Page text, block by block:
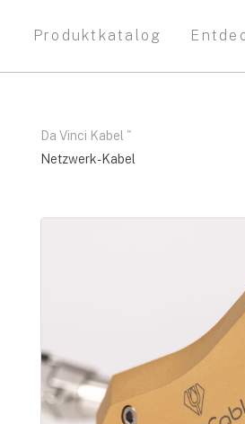
Produktkatalog
Da Vinci Kabel "
Netzwerk-Kabel